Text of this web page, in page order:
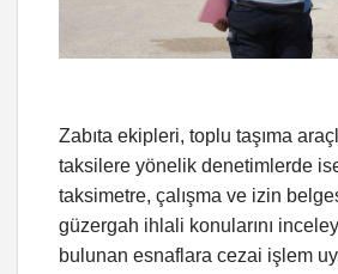
Zabıta ekipleri, toplu taşıma
taksilere yönelik denetimlerde
taksimetre, çalışma ve izin
güzergah ihlali konularını
bulunan esnaflara cezai işlem